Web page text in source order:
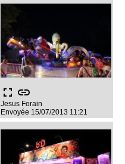
fullscreen link
Jesus Forain
Envoyée 15/07/2013 11:21